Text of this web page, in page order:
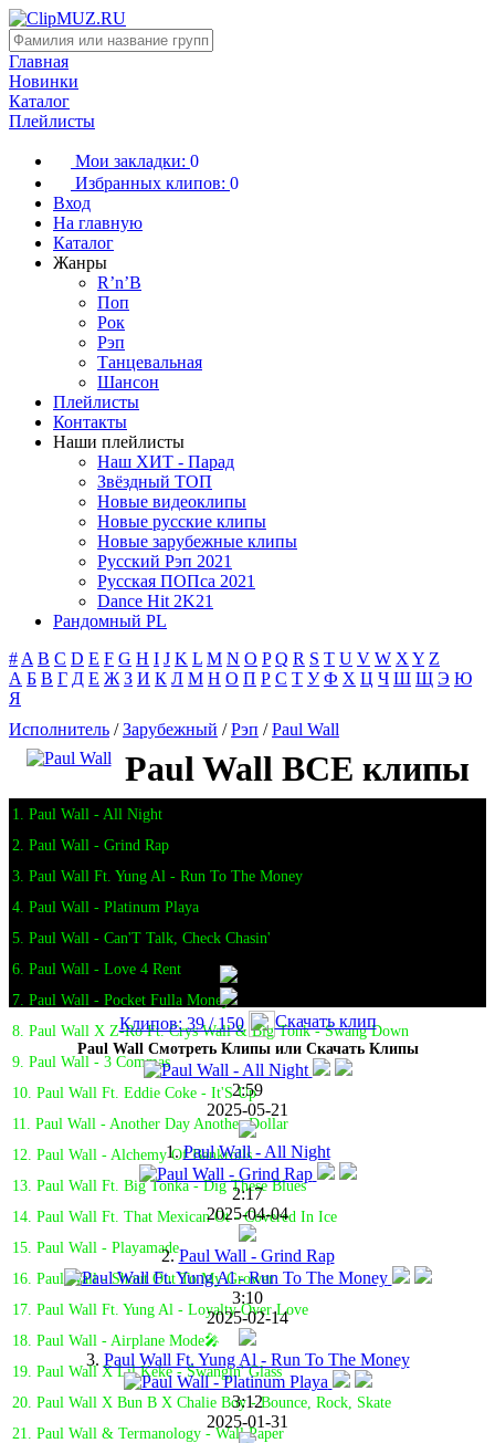
Главная
Новинки
Каталог
Плейлисты
Мои закладки: 0
Избранных клипов: 0
Вход
На главную
Каталог
Жанры
R’n’B
Поп
Рок
Рэп
Танцевальная
Шансон
Плейлисты
Контакты
Наши плейлисты
Наш ХИТ - Парад
Звёздный ТОП
Новые видеоклипы
Новые русские клипы
Новые зарубежные клипы
Русский Рэп 2021
Русская ПОПса 2021
Dance Hit 2K21
Рандомный PL
# A B C D E F G H I J K L M N O P Q R S T U V W X Y Z
А Б В Г Д Е Ж З И К Л М Н О П Р С Т У Ф Х Ц Ч Ш Щ Э Ю
Я
Исполнитель /Зарубежный /Рэп /Paul Wall
Paul Wall ВСЕ клипы
1. Paul Wall - All Night
2. Paul Wall - Grind Rap
3. Paul Wall Ft. Yung Al - Run To The Money
4. Paul Wall - Platinum Playa
5. Paul Wall - Can'T Talk, Check Chasin'
6. Paul Wall - Love 4 Rent
7. Paul Wall - Pocket Fulla Money
8. Paul Wall X Z-Ro Ft. Crys Wall & Big Tonk - Swang Down
9. Paul Wall - 3 Commas
10. Paul Wall Ft. Eddie Coke - It'S Up
11. Paul Wall - Another Day Another Dollar
12. Paul Wall - Alchemy Of Bankrolls
13. Paul Wall Ft. Big Tonka - Dig These Blues
14. Paul Wall Ft. That Mexican Ot - Covered In Ice
15. Paul Wall - Playamade
16. Paul Wall - Shout Out To My Grower
17. Paul Wall Ft. Yung Al - Loyalty Over Love
18. Paul Wall - Airplane Mode🎤
19. Paul Wall X Lil Keke - Swangin' Glass
20. Paul Wall X Bun B X Chalie Boy - Bounce, Rock, Skate
21. Paul Wall & Termanology - Wall Paper
Клипов: 39 / 150 Скачать клип
Paul Wall Смотреть Клипы или Скачать Клипы
2:59
2025-05-21
1.Paul Wall - All Night
2:17
2025-04-04
2.Paul Wall - Grind Rap
3:10
2025-02-14
3. Paul Wall Ft. Yung Al - Run To The Money
3:12
2025-01-31